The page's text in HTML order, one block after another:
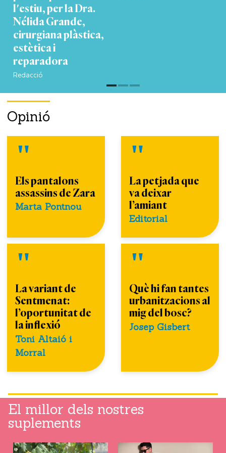
l'estiu, per la Dra.
Nélida Grande,
cirurgiana plàstica,
estètica i
reparadora
Redacció
Opinió
Els pantalons
assassins de Zara
Marta Pontnou
La petjada que
va deixar
l’amiant
Editorial
La variant de
Sentmenat:
l’oportunitat de
la inflexió
Toni Altaió i
Morral
Què hi fan tantes
urbanitzacions al
mig del bosc?
Josep Gisbert
El millor dels nostres
suplements